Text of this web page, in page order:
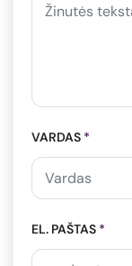
VARDAS *
EL. PAŠTAS *